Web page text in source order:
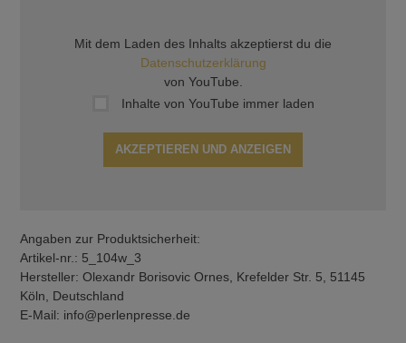
Mit dem Laden des Inhalts akzeptierst du die
Datenschutzerklärung
von YouTube.
Inhalte von YouTube immer laden
AKZEPTIEREN UND ANZEIGEN
Angaben zur Produktsicherheit:
Artikel-nr.: 5_104w_3
Hersteller: Olexandr Borisovic Ornes, Krefelder Str. 5, 51145
Köln, Deutschland
E-Mail: info@perlenpresse.de